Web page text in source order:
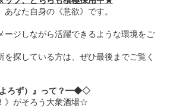
なた自身の《意欲》です。
ージしながら活躍できるような環境をご
を探している方は、ぜひ最後までご覧く
ろず）』って？━◆◇
》がそろう大衆酒場☆